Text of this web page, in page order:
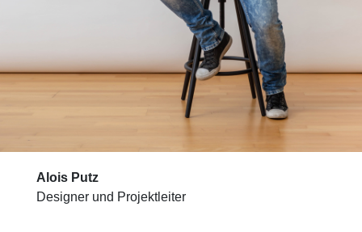
Alois Putz
Designer und Projektleiter